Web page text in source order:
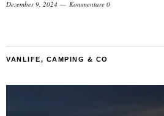
Dezember 9, 2024 Kommentare 0
VANLIFE, CAMPING & CO